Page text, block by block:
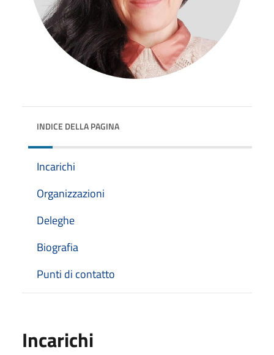
INDICE DELLA PAGINA
Incarichi
Organizzazioni
Deleghe
Biografia
Punti di contatto
Incarichi